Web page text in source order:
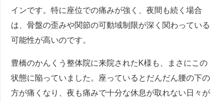
インです。特に座位での痛みが強く、夜間も続く場合
は、骨盤の歪みや関節の可動域制限が深く関わっている
可能性が高いのです。
豊橋のかんくう整体院に来院されたK様も、まさにこの
状態に陥っていました。座っているとだんだん腰の下の
方が痛くなり、夜も痛みで十分な休息が取れない日々が